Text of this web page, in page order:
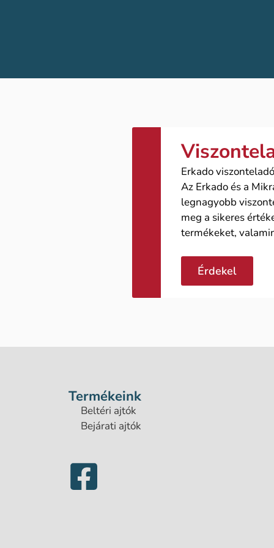
Erkado
Az Erkado és a
legnagyobb
meg a sikeres
termékeket,
Érdekel
Termékeink
Beltéri ajtók
Bejárati ajtók